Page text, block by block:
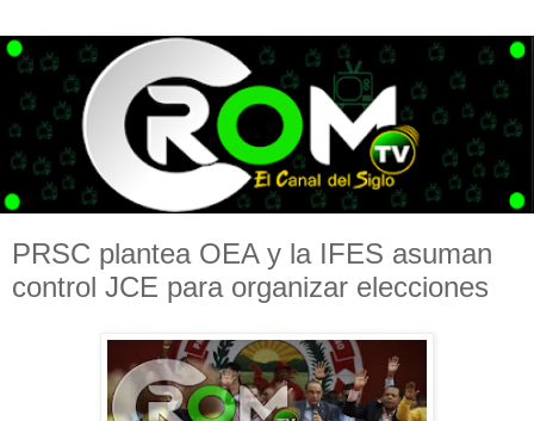
PRSC plantea OEA y la IFES asuman
control JCE para organizar elecciones